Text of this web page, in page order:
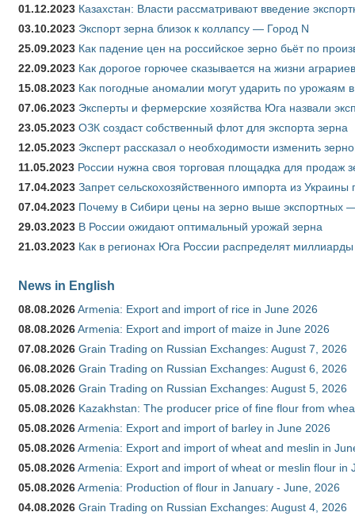
01.12.2023 Казахстан: Власти рассматривают введение
03.10.2023 Экспорт зерна близок к коллапсу — Город N
25.09.2023 Как падение цен на российское зерно бьёт по
22.09.2023 Как дорогое горючее сказывается на жизни аграриев
15.08.2023 Как погодные аномалии могут ударить по урожаям
07.06.2023 Эксперты и фермерские хозяйства Юга назвали
23.05.2023 ОЗК создаст собственный флот для экспорта зерна
12.05.2023 Эксперт рассказал о необходимости изменить
11.05.2023 России нужна своя торговая площадка для продаж
17.04.2023 Запрет сельскохозяйственного импорта из
07.04.2023 Почему в Сибири цены на зерно выше экспортных
29.03.2023 В России ожидают оптимальный урожай зерна
21.03.2023 Как в регионах Юга России распределят
News in English
08.08.2026Armenia: Export and import of rice in June 2026
08.08.2026Armenia: Export and import of maize in June 2026
07.08.2026 Grain Trading on Russian Exchanges: August 7, 2026
06.08.2026 Grain Trading on Russian Exchanges: August 6, 2026
05.08.2026 Grain Trading on Russian Exchanges: August 5, 2026
05.08.2026 Kazakhstan: The producer price of fine flour from
05.08.2026Armenia: Export and import of barley in June 2026
05.08.2026Armenia: Export and import of wheat and meslin in
05.08.2026Armenia: Export and import of wheat or meslin flour in
05.08.2026Armenia: Production of flour in January - June, 2026
04.08.2026 Grain Trading on Russian Exchanges: August 4, 2026